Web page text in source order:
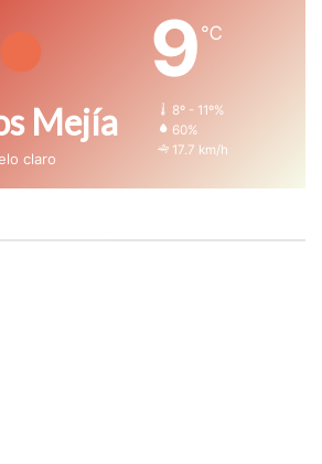
Mejía
claro
9 ℃
8º - 11º%
60%
17.7 km/h